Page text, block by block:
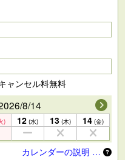
ャンセル料無料
8/14
) 12 (水) 13 (木) 14 (金)
カレンダーの説明 …